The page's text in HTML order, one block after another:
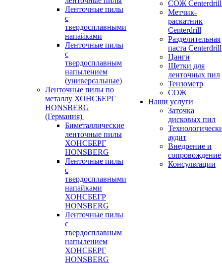
Ленточные пилы
с
твердосплавными
напайками
Ленточные пилы
с
твердосплавным
напылением
(универсальные)
Ленточные пилы по
металлу ХОНСБЕРГ
HONSBERG
(Германия)
Биметаллические
ленточные пилы
ХОНСБЕРГ
HONSBERG
Ленточные пилы
с
твердосплавными
напайками
ХОНСБЕГР
HONSBERG
Ленточные пилы
с
твердосплавным
напылением
ХОНСБЕРГ
HONSBERG
СОЖ Centerdrill
Метчик-
раскатник
Centerdrill
Разделительная
паста Centerdrill
Цанги
Щетки для
ленточных пил
Тензометр
СОЖ
Наши услуги
Заточка
дисковых пил
аудит
Внедрение и
сопровождение
Консультации